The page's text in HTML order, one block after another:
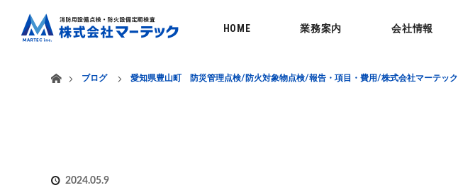
HOME 業務案内 会社情報
ブログ
愛知県豊山町 防災管理点検/防火対象物点検/報告・項目・費用/株式会社マーテック
2024.05.9